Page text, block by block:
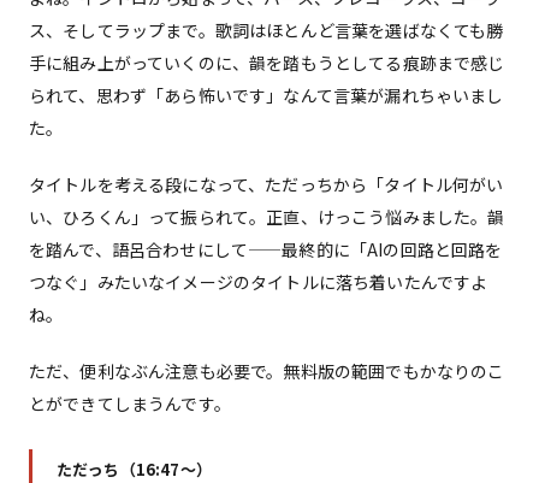
ス、そしてラップまで。歌詞はほとんど言葉を選ばなくても勝
手に組み上がっていくのに、韻を踏もうとしてる痕跡まで感じ
られて、思わず「あら怖いです」なんて言葉が漏れちゃいまし
た。
タイトルを考える段になって、ただっちから「タイトル何がい
い、ひろくん」って振られて。正直、けっこう悩みました。韻
を踏んで、語呂合わせにして——最終的に「AIの回路と回路を
つなぐ」みたいなイメージのタイトルに落ち着いたんですよ
ね。
ただ、便利なぶん注意も必要で。無料版の範囲でもかなりのこ
とができてしまうんです。
ただっち（16:47〜）